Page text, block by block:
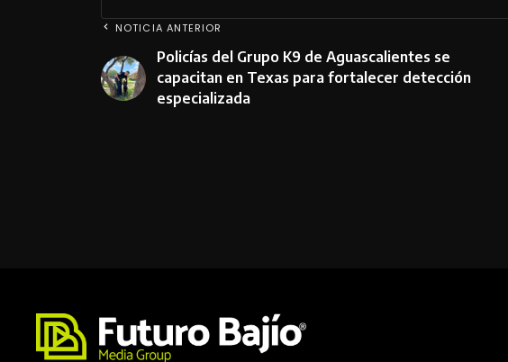
NOTICIA ANTERIOR
Policías del Grupo K9 de Aguascalientes se
capacitan en Texas para fortalecer detección
especializada